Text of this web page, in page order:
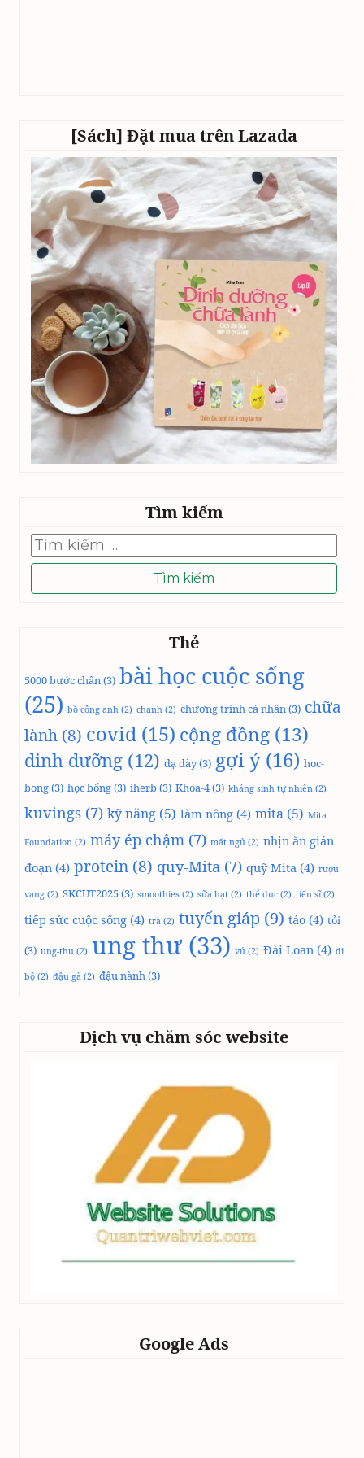
[Sách] Đặt mua trên Lazada
Tìm kiếm
Tìm
kiếm
cho:
Thẻ
5000 bước chân(3) bài học cuộc sống
(25) bồ công anh (2) chanh (2) chương trình cá nhân(3) chữa
lành (8) covid (15) cộng đồng (13)
dinh dưỡng (12) dạ dày(3) gợi ý (16) hoc-
bong(3) học bổng(3) iherb(3) Khoa-4(3) kháng sinh tự nhiên (2)
kuvings (7) kỹ năng (5) làm nông (4) mita (5) Mita
Foundation (2) máy ép chậm (7) mất ngủ (2) nhịn ăn gián
đoạn (4) protein (8) quy-Mita (7) quỹ Mita (4) rượu
vang (2) SKCUT2025(3) smoothies (2) sữa hạt (2) thể dục (2) tiến sĩ(2)
tiếp sức cuộc sống (4) trà (2) tuyến giáp (9) táo (4) tỏi
(3) ung-thu (2) ung thư(33) vú (2) Đài Loan (4) đi
bộ (2) đậu gà (2) đậu nành(3)
Dịch vụ chăm sóc website
Google Ads